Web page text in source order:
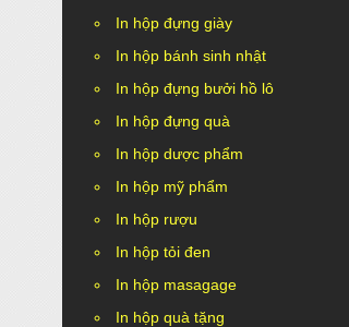
In hộp đựng giày
In hộp bánh sinh nhật
In hộp đựng bưởi hồ lô
In hộp đựng quà
In hộp dược phẩm
In hộp mỹ phẩm
In hộp rượu
In hộp tỏi đen
In hộp masagage
In hộp quà tặng